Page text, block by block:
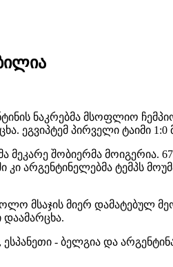
ნაკრებმა მსოფლიო
ეგვიპტემ პირველი ტაიმი
მეკარე შობიერმა მოიგერია.
არგენტინელებმა ტემპს
ხოლო მსაჯის მიერ დამატებულ
დაამარცხა.
, ესპანეთი - ბელგია და